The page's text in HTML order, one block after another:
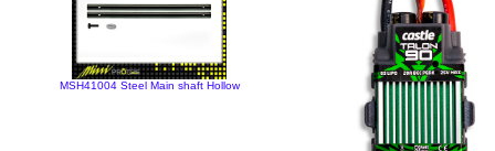
MSH41004 Steel Main shaft Hollow